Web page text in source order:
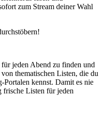
zum Stream deiner Wahl
jeden Abend zu finden und
thematischen Listen, die du
Portalen kennst. Damit es nie
Listen für jeden